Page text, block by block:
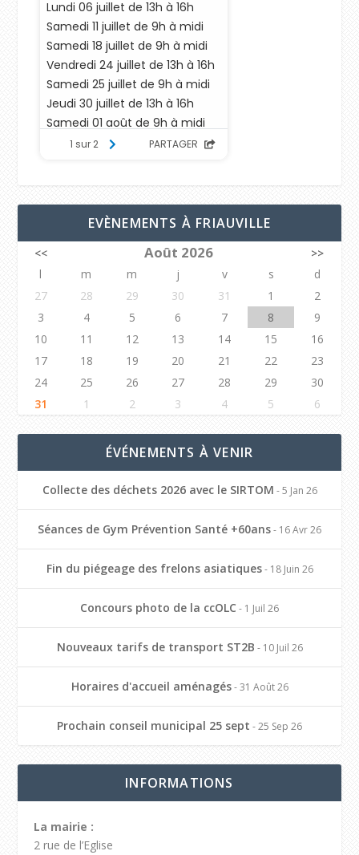
EVÈNEMENTS À FRIAUVILLE
<< Août 2026
>>
l
m m j v s
d
27
28 29 30 31 1
2
3
4 5 6 7 8
9
10
11 12 13 14 15
16
17
18 19 20 21 22
23
24
25 26 27 28 29
30
31
1 2 3 4 5 6
ÉVÉNEMENTS À VENIR
Collecte des déchets 2026 avec le SIRTOM - 5 Jan 26
Séances de Gym Prévention Santé +60ans- 16 Avr 26
Fin du piégeage des frelons asiatiques- 18 Juin 26
Concours photo de la ccOLC - 1 Juil 26
Nouveaux tarifs de transport ST2B - 10 Juil 26
Horaires d'accueil aménagés- 31 Août 26
Prochain conseil municipal 25 sept - 25 Sep 26
INFORMATIONS
La mairie :
2 rue de l’Eglise